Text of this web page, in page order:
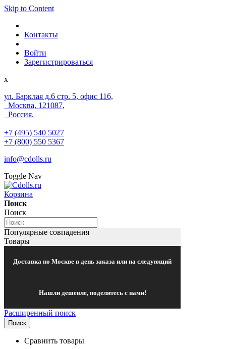
Skip to Content
Контакты
Войти
Зарегистрироваться
x
ул. Барклая д.6 стр. 5, офис 116,
Москва, 121087,
Россия.
+7 (495) 540 5027
+7 (800) 550 5367
info@cdolls.ru
Toggle Nav
Корзина
Поиск
Поиск
Популярные совпадения
Товары
Доставка по Москве в день заказа или на следующий
Нашли дешевле, поделитесь с нами!
Расширенный поиск
Поиск
Сравнить товары